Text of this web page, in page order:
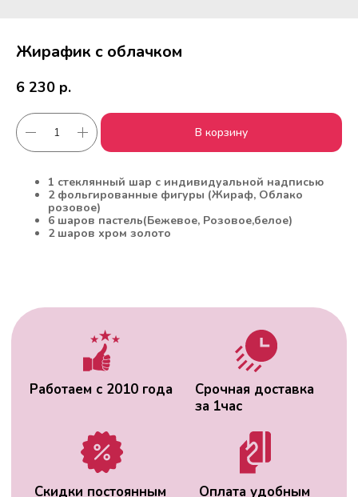
Жирафик с облачком
6 230 р.
В корзину
1 стеклянный шар с индивидуальной надписью
2 фольгированные фигуры (Жираф, Облако
розовое)
6 шаров пастель(Бежевое, Розовое,белое)
2 шаров хром золото
Работаем с 2010 года
Срочная доставка
за1час
ВАС МОЖЕТ
ЗАИНТЕРЕСОВАТЬ